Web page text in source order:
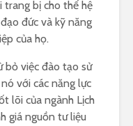
trang bị cho thế hệ
đức và kỹ năng
của họ.
bỏ việc đào tạo sử
với các năng lực
lõi của ngành Lịch
giá nguồn tư liệu